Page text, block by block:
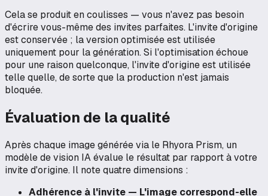
Cela se produit en coulisses — vous n'avez pas besoin
d'écrire vous-même des invites parfaites. L'invite d'origine
est conservée ; la version optimisée est utilisée
uniquement pour la génération. Si l'optimisation échoue
pour une raison quelconque, l'invite d'origine est utilisée
telle quelle, de sorte que la production n'est jamais
bloquée.
Évaluation de la qualité
Après chaque image générée via le Rhyora Prism, un
modèle de vision IA évalue le résultat par rapport à votre
invite d'origine. Il note quatre dimensions :
Adhérence à l'invite — L'image correspond-elle